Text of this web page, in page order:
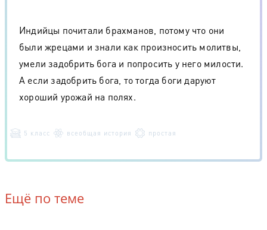
Индийцы почитали брахманов, потому что они
были жрецами и знали как произносить молитвы,
умели задобрить бога и попросить у него милости.
А если задобрить бога, то тогда боги даруют
хороший урожай на полях.
5 класс всеобщая история простая
Ещё по теме